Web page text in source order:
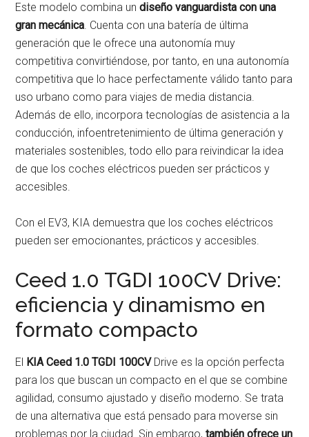
Este modelo combina undiseño vanguardista con una
gran mecánica. Cuenta con una batería de última
generación que le ofrece una autonomía muy
competitiva convirtiéndose, por tanto, en una autonomía
competitiva que lo hace perfectamente válido tanto para
uso urbano como para viajes de media distancia.
Además de ello, incorpora tecnologías de asistencia a la
conducción, infoentretenimiento de última generación y
materiales sostenibles, todo ello para reivindicar la idea
de que los coches eléctricos pueden ser prácticos y
accesibles.
Con el EV3, KIA demuestra que los coches eléctricos
pueden ser emocionantes, prácticos y accesibles.
Ceed 1.0 TGDI 100CV Drive:
eficiencia y dinamismo en
formato compacto
El KIA Ceed 1.0 TGDI 100CVDrive es la opción perfecta
para los que buscan un compacto en el que se combine
agilidad, consumo ajustado y diseño moderno. Se trata
de una alternativa que está pensado para moverse sin
problemas por la ciudad. Sin embargo,también ofrece un